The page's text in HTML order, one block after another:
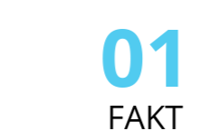
02
FAKT